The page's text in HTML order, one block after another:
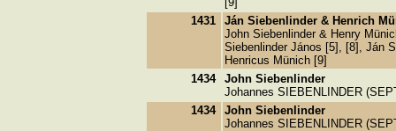
1431
Ján Siebenlinder & Henrich
John Siebenlinder & Henry
Siebenlinder János [5], [8], Ján
Henricus Münich [9]
1434 John Siebenlinder
Johannes SIEBENLINDER
1434 John Siebenlinder
Johannes SIEBENLINDER